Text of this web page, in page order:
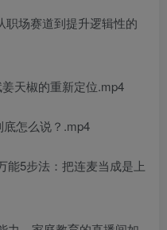
职场赛道到提升逻辑性的
天椒的重新定位.mp4
怎么说？.mp4
能5步法：把连麦当成是上